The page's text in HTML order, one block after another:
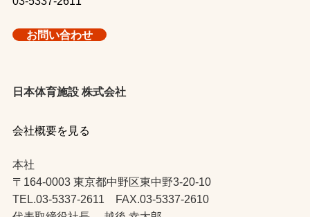
お問い合わせ
日本体育施設 株式会社
会社概要を見る
本社
〒164-0003 東京都中野区東中野3-20-10
TEL.03-5337-2611 FAX.03-5337-2610